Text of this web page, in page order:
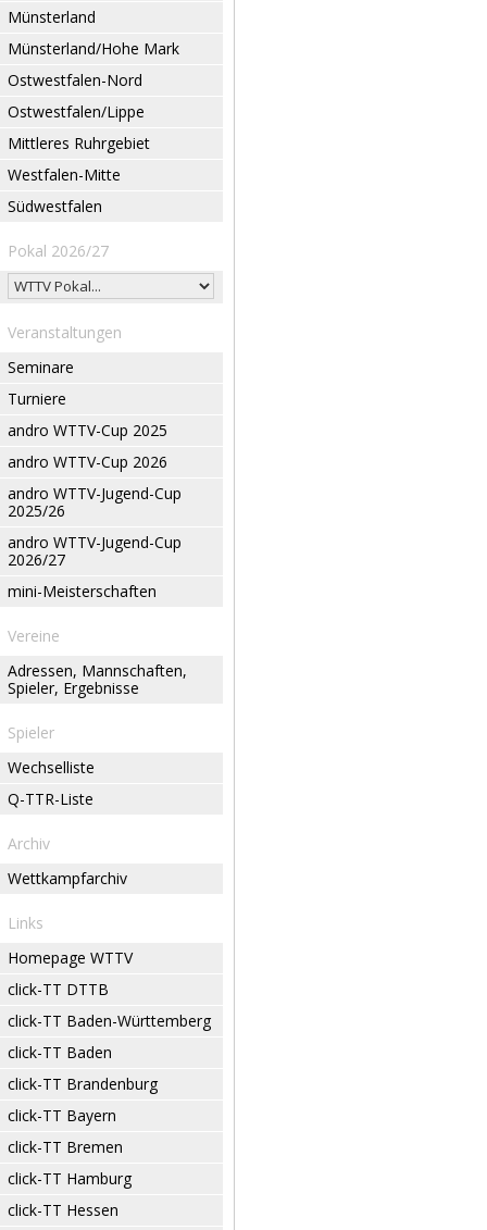
Münsterland
Münsterland/Hohe Mark
Ostwestfalen-Nord
Ostwestfalen/Lippe
Mittleres Ruhrgebiet
Westfalen-Mitte
Südwestfalen
Pokal 2026/27
Veranstaltungen
Seminare
Turniere
andro WTTV-Cup 2025
andro WTTV-Cup 2026
andro WTTV-Jugend-Cup
2025/26
andro WTTV-Jugend-Cup
2026/27
mini-Meisterschaften
Vereine
Adressen, Mannschaften,
Spieler, Ergebnisse
Spieler
Wechselliste
Q-TTR-Liste
Archiv
Wettkampfarchiv
Links
Homepage WTTV
click-TT DTTB
click-TT Baden-Württemberg
click-TT Baden
click-TT Brandenburg
click-TT Bayern
click-TT Bremen
click-TT Hamburg
click-TT Hessen